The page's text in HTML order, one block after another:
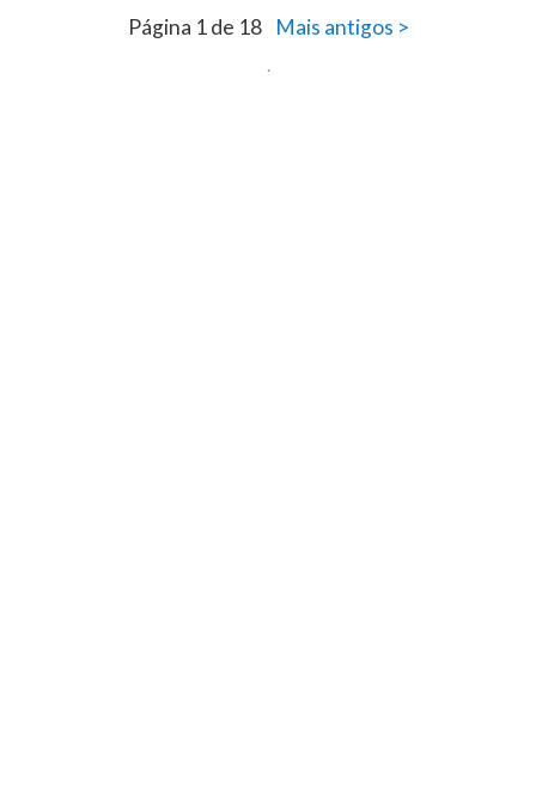
Página 1 de 18 Mais antigos >
.